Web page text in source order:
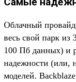
Облачный
весь свой парк из
100 Пб данных) и
надежности (или,
моделей.